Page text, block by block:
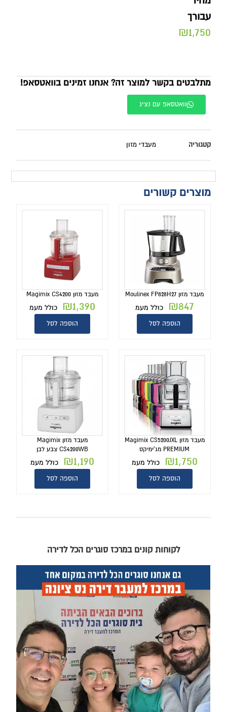
עבורך
₪1,750
מתלבטים בקשר למוצר זה? אנחנו זמינים בוואטסאפ!
וואטסאפ עם נציג
קטגוריה מעבדי מזון
מוצרים קשורים
מעבד מזון Moulinex FP828H27
₪847 כולל מעמ
הוספה לסל
מעבד מזון Magimix CS4200
₪1,390 כולל מעמ
הוספה לסל
מעבד מזון Magimix CS5200JXL
PREMIUM מג'ימיקס
₪1,750 כולל מעמ
הוספה לסל
מעבד מזון Magimix
CS4200WB צבע לבן
₪1,190 כולל מעמ
הוספה לסל
לקוחות קונים במרכז סוגרים הכל לדירה